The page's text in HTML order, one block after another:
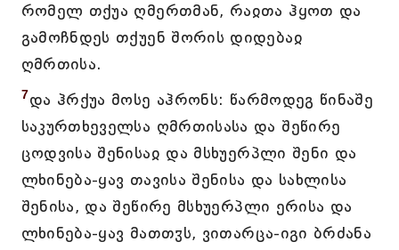
რომელ თქუა ღმერთმან, რაჲთა ჰყოთ და
გამოჩნდეს თქუენ შორის დიდებაჲ
ღმრთისა.
7და ჰრქუა მოსე აჰრონს: წარმოდეგ წინაშე
საკურთხეველსა ღმრთისასა და შეწირე
ცოდვისა შენისაჲ და მსხუერპლი შენი და
ლხინება-ყავ თავისა შენისა და სახლისა
შენისა, და შეწირე მსხუერპლი ერისა და
ლხინება-ყავ მათთჳს, ვითარცა-იგი ბრძანა